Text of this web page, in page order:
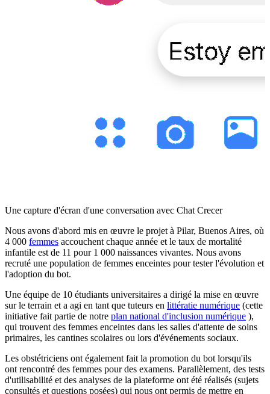
Une capture d'écran d'une conversation avec Chat Crecer
Nous avons d'abord mis en œuvre le projet à Pilar, Buenos Aires, où
4 000 femmes accouchent chaque année et le taux de mortalité
infantile est de 11 pour 1 000 naissances vivantes. Nous avons
recruté une population de femmes enceintes pour tester l'évolution et
l'adoption du bot.
Une équipe de 10 étudiants universitaires a dirigé la mise en œuvre
sur le terrain et a agi en tant que tuteurs en littératie numérique (cette
initiative fait partie de notre plan national d'inclusion numérique ),
qui trouvent des femmes enceintes dans les salles d'attente de soins
primaires, les cantines scolaires ou lors d'événements sociaux.
Les obstétriciens ont également fait la promotion du bot lorsqu'ils
ont rencontré des femmes pour des examens. Parallèlement, des tests
d'utilisabilité et des analyses de la plateforme ont été réalisés (sujets
consultés et questions posées) qui nous ont permis de mettre en